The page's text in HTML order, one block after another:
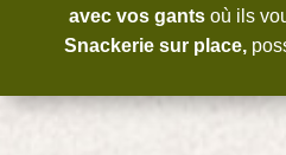
avec vos gantsoù ils
Snackerie sur place,